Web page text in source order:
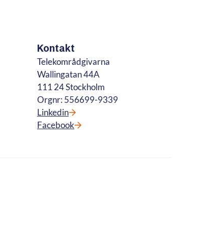
Kontakt
Telekområdgivarna
Wallingatan 44A
111 24 Stockholm
Orgnr: 556699-9339
Linkedin
Facebook